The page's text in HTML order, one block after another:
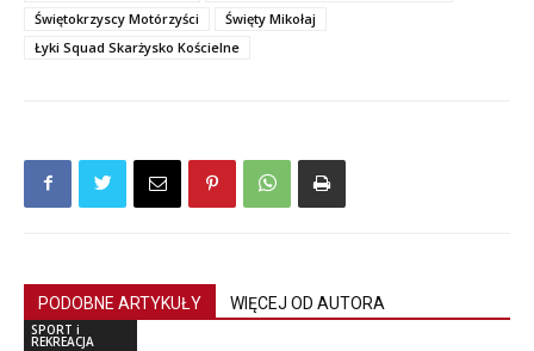
Świętokrzyscy Motórzyści
Święty Mikołaj
Łyki Squad Skarżysko Kościelne
PODOBNE ARTYKUŁY WIĘCEJ OD AUTORA
SPORT i
REKREACJA